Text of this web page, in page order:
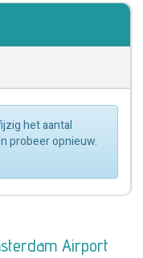
het aantal
probeer opnieuw.
Airport